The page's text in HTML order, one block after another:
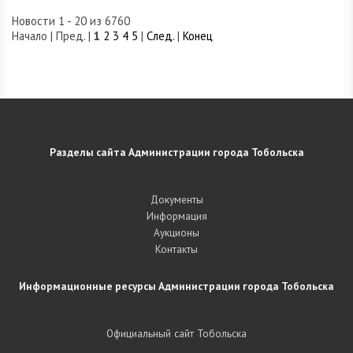
Новости 1 - 20 из 6760
Начало | Пред. | 1 2 3 4 5 | След. | Конец
Разделы сайта Администрации города Тобольска
Документы
Информация
Аукционы
Контакты
Информационные ресурсы Администрации города Тобольска
Официальный сайт Тобольска